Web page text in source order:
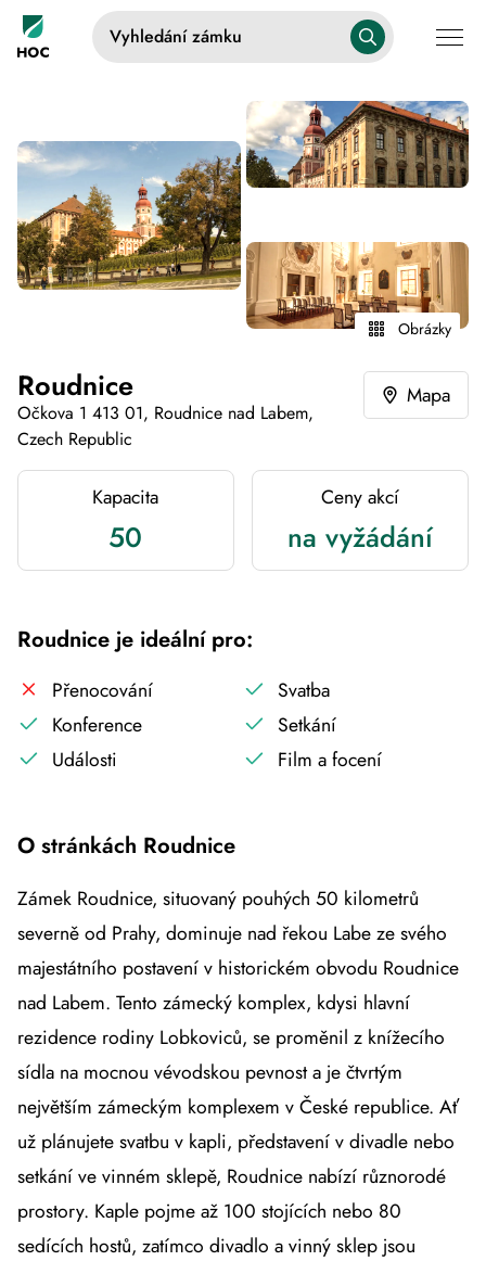
Vyhledání zámku
Obrázky
Roudnice
Očkova 1 413 01, Roudnice nad Labem,
Czech Republic
Mapa
Kapacita
50
Ceny akcí
na vyžádání
Roudnice je ideální pro:
Přenocování
Svatba
Konference
Setkání
Události
Film a focení
O stránkách Roudnice
Zámek Roudnice, situovaný pouhých 50 kilometrů
severně od Prahy, dominuje nad řekou Labe ze svého
majestátního postavení v historickém obvodu Roudnice
nad Labem. Tento zámecký komplex, kdysi hlavní
rezidence rodiny Lobkoviců, se proměnil z knížecího
sídla na mocnou vévodskou pevnost a je čtvrtým
největším zámeckým komplexem v České republice. Ať
už plánujete svatbu v kapli, představení v divadle nebo
setkání ve vinném sklepě, Roudnice nabízí různorodé
prostory. Kaple pojme až 100 stojících nebo 80
sedících hostů, zatímco divadlo a vinný sklep jsou